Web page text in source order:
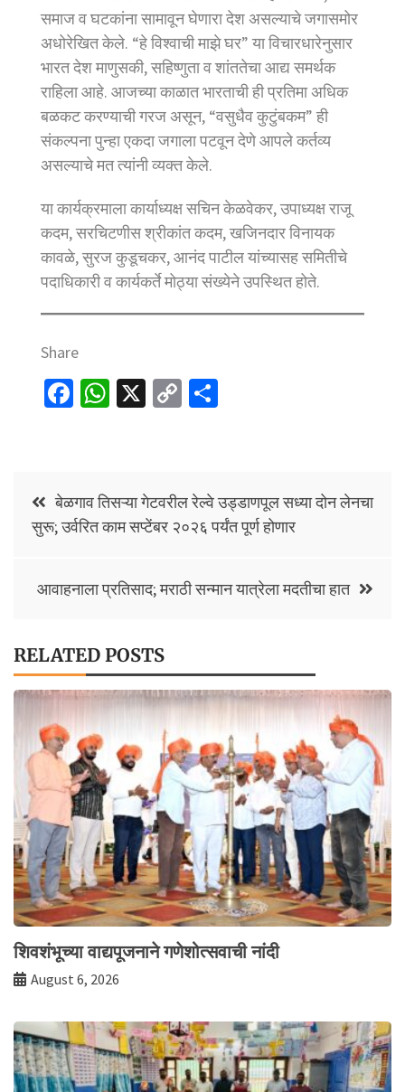
समाज व घटकांना सामावून घेणारा देश असल्याचे जगासमोर
अधोरेखित केले. “हे विश्वाची माझे घर” या विचारधारेनुसार
भारत देश माणुसकी, सहिष्णुता व शांततेचा आद्य समर्थक
राहिला आहे. आजच्या काळात भारताची ही प्रतिमा अधिक
बळकट करण्याची गरज असून, “वसुधैव कुटुंबकम” ही
संकल्पना पुन्हा एकदा जगाला पटवून देणे आपले कर्तव्य
असल्याचे मत त्यांनी व्यक्त केले.
या कार्यक्रमाला कार्याध्यक्ष सचिन केळवेकर, उपाध्यक्ष राजू
कदम, सरचिटणीस श्रीकांत कदम, खजिनदार विनायक
कावळे, सुरज कुडूचकर, आनंद पाटील यांच्यासह समितीचे
पदाधिकारी व कार्यकर्ते मोठ्या संख्येने उपस्थित होते.
Share
Fa
o
k
W
p
p
X
C
Li
n
Post
navigation
बेळगाव तिसऱ्या गेटवरील रेल्वे उड्डाणपूल सध्या दोन लेनचा
सुरू; उर्वरित काम सप्टेंबर २०२६ पर्यंत पूर्ण होणार
आवाहनाला प्रतिसाद; मराठी सन्मान यात्रेला मदतीचा हात
RELATED POSTS
शिवशंभूच्या वाद्यपूजनाने गणेशोत्सवाची नांदी
August 6, 2026